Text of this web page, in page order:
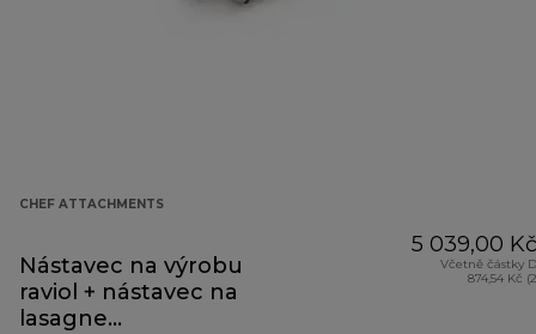
CHEF ATTACHMENTS
Nástavec na výrobu
raviol + nástavec na
lasagne
5 039,00 Kč
Včetně částky
874,54 Kč